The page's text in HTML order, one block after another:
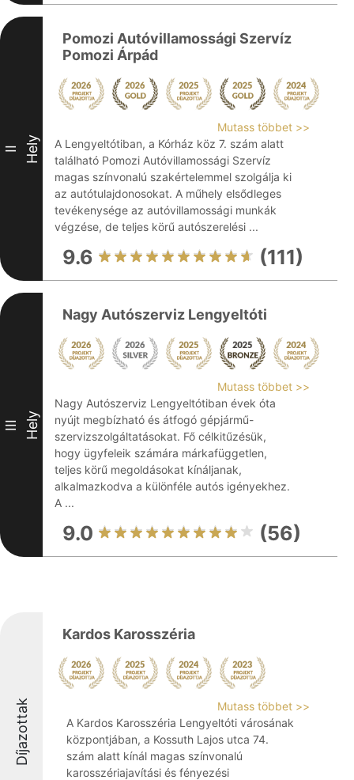
II Hely
Pomozi Autóvillamossági Szervíz
Pomozi Árpád
Mutass többet >>
A Lengyeltótiban, a Kórház köz 7. szám alatt
található Pomozi Autóvillamossági Szervíz
magas színvonalú szakértelemmel szolgálja ki
az autótulajdonosokat. A műhely elsődleges
tevékenysége az autóvillamossági munkák
végzése, de teljes körű autószerelési ...
9.6 (111)
III Hely
Nagy Autószerviz Lengyeltóti
Mutass többet >>
Nagy Autószerviz Lengyeltótiban évek óta
nyújt megbízható és átfogó gépjármű-
szervizszolgáltatásokat. Fő célkitűzésük,
hogy ügyfeleik számára márkafüggetlen,
teljes körű megoldásokat kínáljanak,
alkalmazkodva a különféle autós igényekhez.
A ...
9.0 (56)
Díjazottak
Kardos Karosszéria
Mutass többet >>
A Kardos Karosszéria Lengyeltóti városának
központjában, a Kossuth Lajos utca 74.
szám alatt kínál magas színvonalú
karosszériajavítási és fényezési